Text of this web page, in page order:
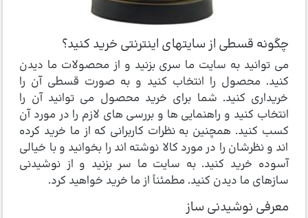
چگونه قسطی از سایتهای اینترنتی خرید کنید؟
می توانید به سایت ما سری بزنید و از محصولات ما دیدن
کنید. محصول را انتخاب کنید و به صورت قسطی آن را
خریداری کنید. شما برای خرید محصول می توانید آن را
انتخاب کنید و راهنمایی ها و بررسی های لازم را در مورد آن
کسب کنید. همچنین به نظرات کاربرانی که از ما خرید کرده
اند و نظرشان را در مورد کالا نوشته اند را بخوانید و با خیالی
آسوده خرید کنید. به سایت ما سر بزنید و از نوشیدنی
سازهای ما دیدن کنید. مطمئناً از ما خرید خواهید کرد.
معرفی نوشیدنی ساز